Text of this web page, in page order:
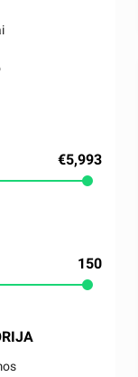
€5,993
150